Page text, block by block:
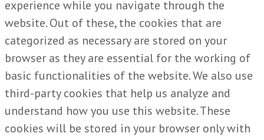
experience while you navigate through the
website. Out of these, the cookies that are
categorized as necessary are stored on your
browser as they are essential for the working of
basic functionalities of the website. We also use
third-party cookies that help us analyze and
understand how you use this website. These
cookies will be stored in your browser only with